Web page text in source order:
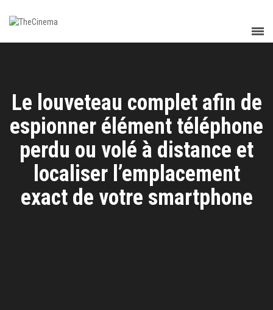
Le louveteau complet afin de
espionner élément téléphone
perdu ou volé à distance et
localiser l’emplacement
exact de votre smartphone